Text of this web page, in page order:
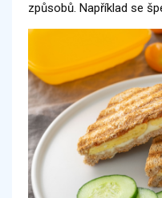
způsobů. Například se